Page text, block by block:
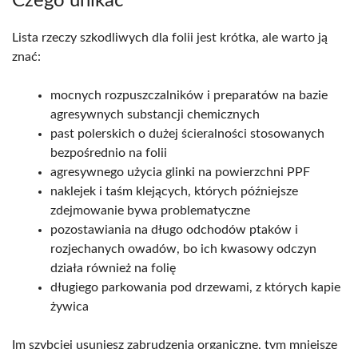
Lista rzeczy szkodliwych dla folii jest krótka, ale warto ją
znać:
mocnych rozpuszczalników i preparatów na bazie
agresywnych substancji chemicznych
past polerskich o dużej ścieralności stosowanych
bezpośrednio na folii
agresywnego użycia glinki na powierzchni PPF
naklejek i taśm klejących, których późniejsze
zdejmowanie bywa problematyczne
pozostawiania na długo odchodów ptaków i
rozjechanych owadów, bo ich kwasowy odczyn
działa również na folię
długiego parkowania pod drzewami, z których kapie
żywica
Im szybciej usuniesz zabrudzenia organiczne, tym mniejsze